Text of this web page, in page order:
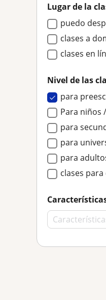
Lugar de la
puedo
clases a
clases en
Nivel de las
para
Para niños
para
para
para
clases